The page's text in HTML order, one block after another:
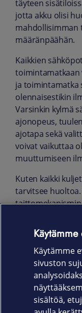
täyteen
jotta akku olisi
mahdollisimman
määränpäähän.
Kaikkien
toimintamatkaan
ja toimintamatka
olennaisestikin
Varsinkin kylmä
ajonopeus,
ajotapa sekä
voivat vaikuttaa
muuttumiseen
Kuten kaikki
tarvitsee
käyttöä on
tarkistettava ja
lisää
Takuu
24 kk
Käytämme
sivuston
sisältöä,